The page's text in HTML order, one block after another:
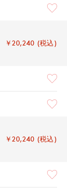
￥20,240 (税込)
￥20,240 (税込)